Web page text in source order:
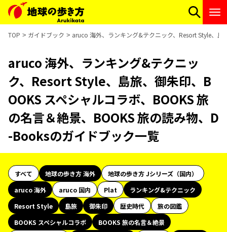
TOP ガイドブック aruco 海外、ランキング&テクニック、Resort Style、
aruco 海外、ランキング&テクニッ
ク、Resort Style、島旅、御朱印、B
OOKS スペシャルコラボ、BOOKS 旅
の名言＆絶景、BOOKS 旅の読み物、D
-Booksのガイドブック一覧
すべて 地球の歩き方 海外
地球の歩き方 Jシリーズ（国内）
aruco 海外
aruco 国内 Plat
ランキング&テクニック
Resort Style
島旅 御朱印 歴史時代
旅の図鑑
BOOKS スペシャルコラボ
BOOKS 旅の名言＆絶景